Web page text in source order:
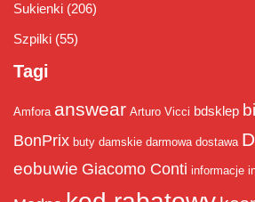
Sukienki (206)
Szpilki (55)
Tagi
Amfora answear Arturo Vicci bdsklep
BonPrix buty damskie darmowa dostawa
eobuwie Giacomo Conti informacje